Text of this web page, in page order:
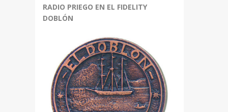
RADIO PRIEGO EN EL FIDELITY
DOBLÓN